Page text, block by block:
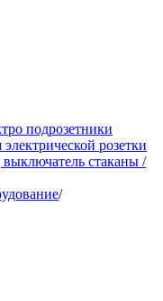
подрозетники
розетки
стаканы /
/